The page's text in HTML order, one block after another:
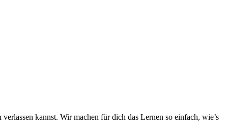
kannst. Wir machen für dich das Lernen so einfach, wie’s